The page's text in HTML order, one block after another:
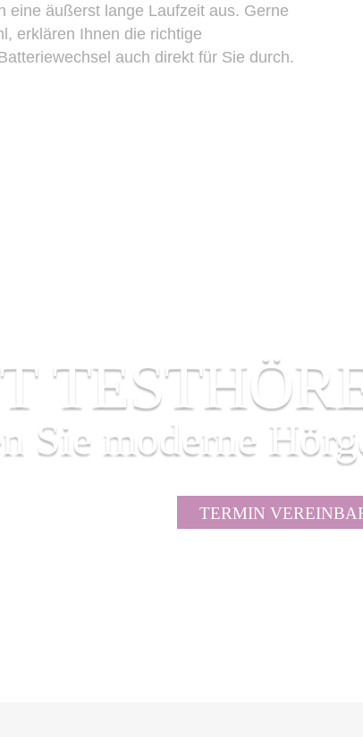
eine äußerst lange Laufzeit aus. Gerne
erklären Ihnen die richtige
auch direkt für Sie durch.
Sie moderne
TERMIN